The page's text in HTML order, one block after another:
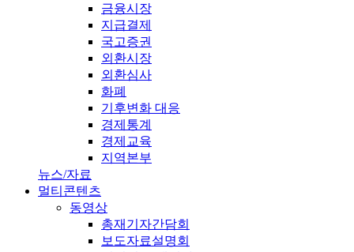
금융시장
지급결제
국고증권
외환시장
외환심사
화폐
기후변화 대응
경제통계
경제교육
지역본부
뉴스/자료
멀티콘텐츠
동영상
총재기자간담회
보도자료설명회